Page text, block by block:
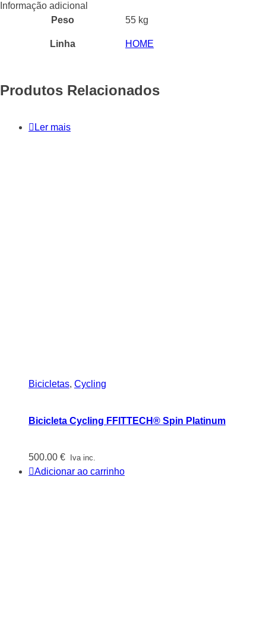
Informação adicional
Peso
55 kg
Linha HOME
Produtos Relacionados
Ler mais
Bicicletas, Cycling
Bicicleta Cycling FFITTECH® Spin Platinum
500.00 € Iva inc.
Adicionar ao carrinho